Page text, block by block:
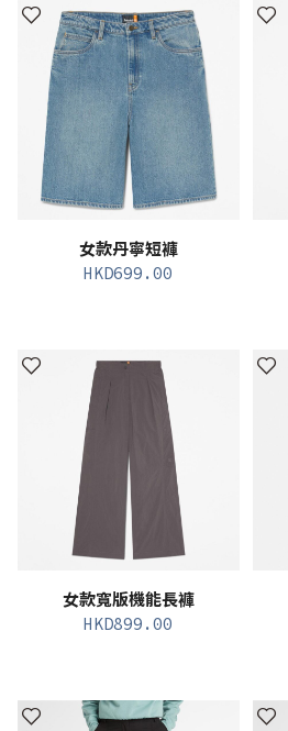
女款丹寧短褲
HKD699.00
女款寬版機能長褲
HKD899.00